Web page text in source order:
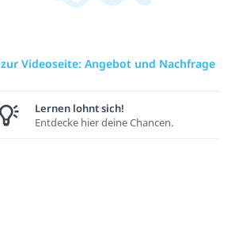
zur Videoseite: Angebot und Nachfrage
Lernen lohnt sich!
Entdecke hier deine Chancen.